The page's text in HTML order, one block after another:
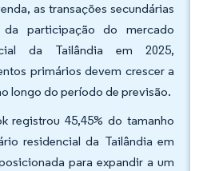
as transações secundárias
da participação do mercado
da Tailândia em 2025,
primários devem crescer a
longo do período de previsão.
registrou 45,45% do tamanho
residencial da Tailândia em
para expandir a um